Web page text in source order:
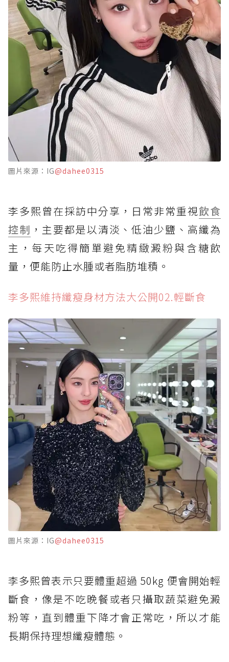
圖片來源：IG@dahee0315
李多熙曾在採訪中分享，日常非常重視飲食
控制 ，主要都是以清淡、低油少鹽、高纖為
主，每天吃得簡單避免精緻澱粉與含糖飲
量，便能防止水腫或者脂肪堆積。
李多熙維持纖瘦身材方法大公開02.輕斷食
圖片來源：IG@dahee0315
李多熙曾表示只要體重超過 50kg 便會開始輕
斷食，像是不吃晚餐或者只攝取蔬菜避免澱
粉等，直到體重下降才會正常吃，所以才能
長期保持理想纖瘦體態。